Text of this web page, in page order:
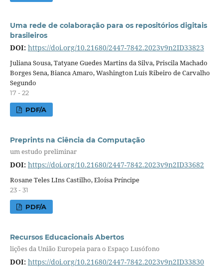
Uma rede de colaboração para os repositórios digitais
brasileiros
DOI: https://doi.org/10.21680/2447-7842.2023v9n2ID33823
Juliana Sousa, Tatyane Guedes Martins da Silva, Priscila Machado
Borges Sena, Bianca Amaro, Washington Luís Ribeiro de Carvalho
Segundo
17 - 22
PDF/A
Preprints na Ciência da Computação
um estudo preliminar
DOI: https://doi.org/10.21680/2447-7842.2023v9n2ID33682
Rosane Teles LIns Castilho, Eloísa Príncipe
23 - 31
PDF/A
Recursos Educacionais Abertos
lições da União Europeia para o Espaço Lusófono
DOI: https://doi.org/10.21680/2447-7842.2023v9n2ID33830